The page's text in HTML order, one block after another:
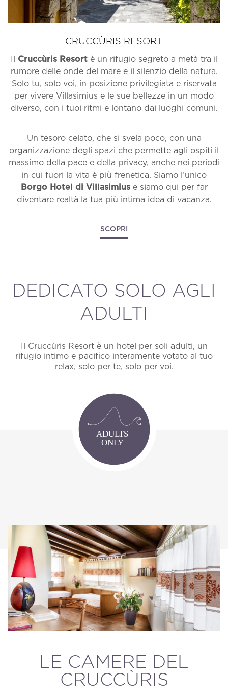
Home
CRUCCÙRIS RESORT
Cruccùris Resortè un rifugio segreto a metà tra il
rumore delle onde del mare e il silenzio della natura.
Solo tu, solo voi, in posizione privilegiata e riservata
per vivere Villasimius e le sue bellezze in un modo
diverso, con i tuoi ritmi e lontano dai luoghi comuni.
Un tesoro celato, che si svela poco, con una
organizzazione degli spazi che permette agli ospiti il
massimo della pace e della privacy, anche nei periodi
in cui fuori la vita è più frenetica. Siamo l’unico
Borgo Hotel di Villasimiuse siamo qui per far
diventare realtà la tua più intima idea di vacanza.
SCOPRI
DEDICATO SOLO AGLI
ADULTI
Il Cruccùris Resort è un hotel per soli adulti, un
rifugio intimo e pacifico interamente votato al tuo
relax, solo per te, solo per voi.
LE CAMERE DEL
CRUCCÙRIS